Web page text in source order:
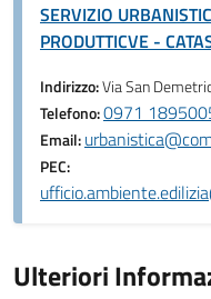
SERVIZIO
PRODUTTICVE -
Indirizzo:Via San
Telefono:0971
Email:
PEC:
Ulteriori